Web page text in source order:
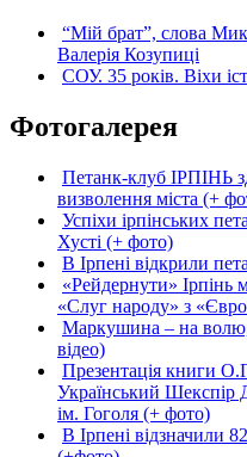
“Мій брат”, слова
Валерія Козупиці
СОУ. 35 років. Віхи
Фотогалерея
Петанк-клуб ІРПІНЬ
визволення міста (+
Успіхи ірпінських
Хусті (+ фото)
В Ірпені відкрили
«Рейдернути» Ірпінь
«Слуг народу» з
Маркушина – на
відео)
Презентація книги
Український Шекспір
ім. Гоголя (+ фото)
В Ірпені відзначили